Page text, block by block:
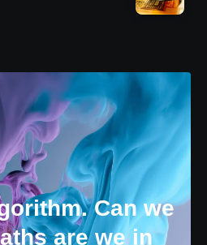
Can we
are we in